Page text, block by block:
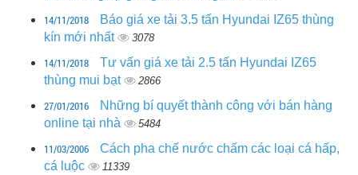
14/11/2018
Báo giá xe tải 3.5 tấn Hyundai IZ65 thùng
kín mới nhất
3078
14/11/2018
Tư vấn giá xe tải 2.5 tấn Hyundai IZ65
thùng mui bạt
2866
27/01/2016
Những bí quyết thành công với bán hàng
online tại nhà
5484
11/03/2006
Cách pha chế nước chấm các loại cá hấp,
cá luộc
11339